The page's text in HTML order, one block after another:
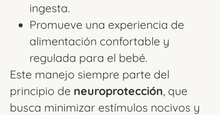
ingesta.
Promueve una experiencia de
alimentación confortable y
regulada para el bebé.
Este manejo siempre parte del
principio de neuroprotección, que
busca minimizar estímulos nocivos y